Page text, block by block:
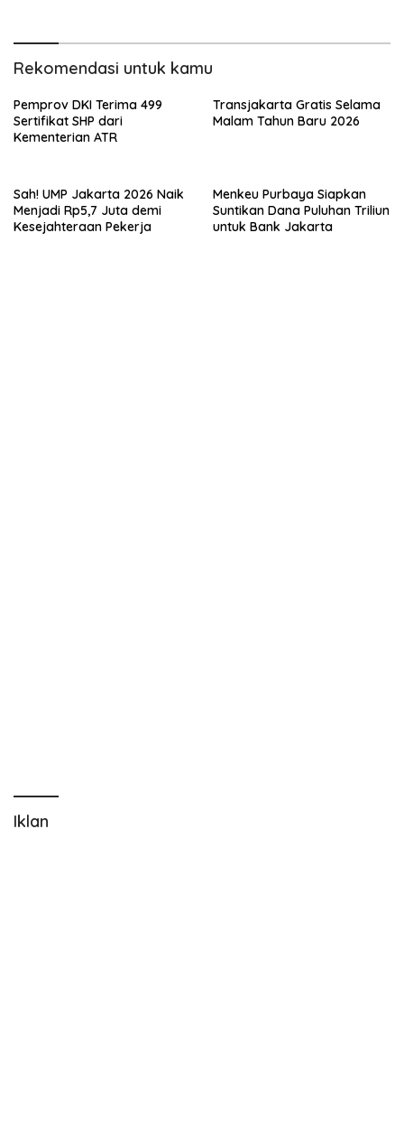
Rekomendasi untuk kamu
Pemprov DKI Terima 499
Sertifikat SHP dari
Kementerian ATR
Transjakarta Gratis Selama
Malam Tahun Baru 2026
Sah! UMP Jakarta 2026 Naik
Menjadi Rp5,7 Juta demi
Kesejahteraan Pekerja
Menkeu Purbaya Siapkan
Suntikan Dana Puluhan Triliun
untuk Bank Jakarta
Iklan